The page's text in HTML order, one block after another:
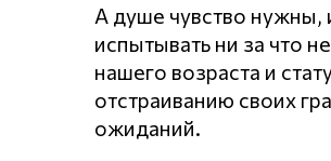
А душе чувство нужны,
испытывать ни за что
нашего возраста и
отстраиванию своих
ожиданий.